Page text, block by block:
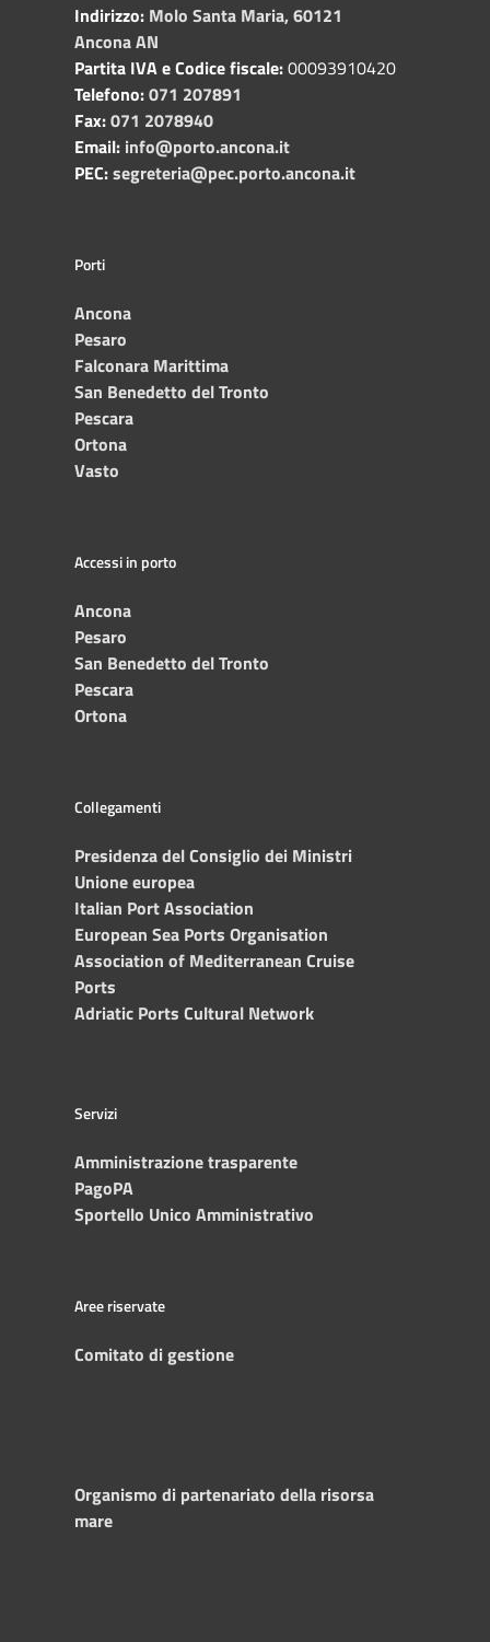
Indirizzo: Molo Santa Maria, 60121
Ancona AN
Partita IVA e Codice fiscale:00093910420
Telefono:071 207891
Fax:071 2078940
Email: info@porto.ancona.it
PEC:segreteria@pec.porto.ancona.it
Porti
Ancona
Pesaro
Falconara Marittima
San Benedetto del Tronto
Pescara
Ortona
Vasto
Accessi in porto
Ancona
Pesaro
San Benedetto del Tronto
Pescara
Ortona
Collegamenti
Presidenza del Consiglio dei Ministri
Unione europea
Italian Port Association
European Sea Ports Organisation
Association of Mediterranean Cruise
Ports
Adriatic Ports Cultural Network
Servizi
Amministrazione trasparente
PagoPA
Sportello Unico Amministrativo
Aree riservate
Comitato di gestione
Organismo di partenariato della risorsa
mare